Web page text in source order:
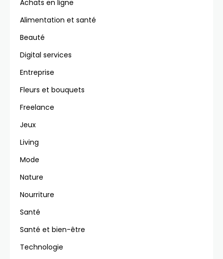
Achats en ligne
Alimentation et santé
Beauté
Digital services
Entreprise
Fleurs et bouquets
Freelance
Jeux
Living
Mode
Nature
Nourriture
Santé
Santé et bien-être
Technologie